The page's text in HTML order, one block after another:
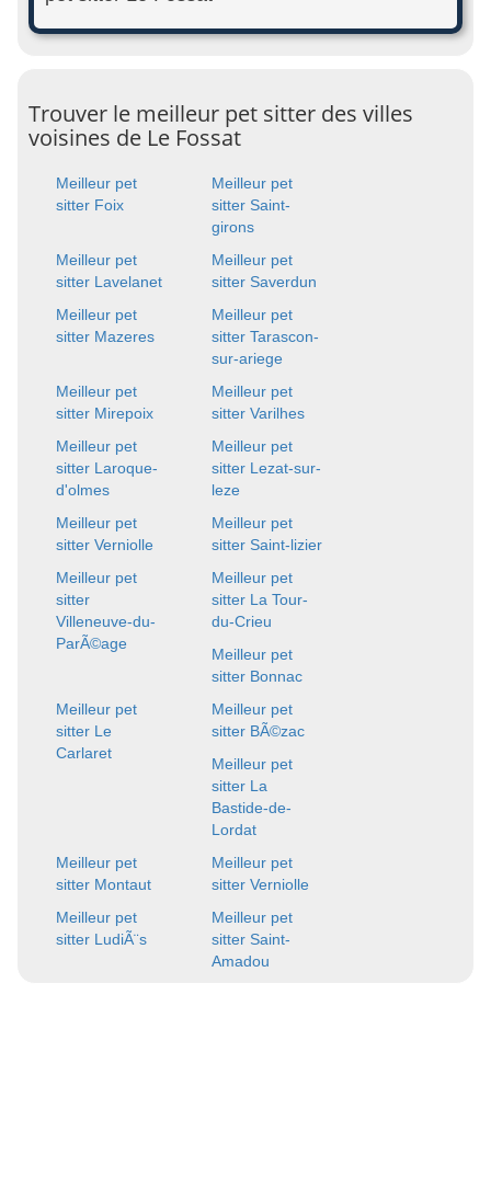
Trouver le meilleur pet sitter des villes
voisines de Le Fossat
Meilleur pet
sitter Foix
Meilleur pet
sitter Saint-
girons
Meilleur pet
sitter Lavelanet
Meilleur pet
sitter Saverdun
Meilleur pet
sitter Mazeres
Meilleur pet
sitter Tarascon-
sur-ariege
Meilleur pet
sitter Mirepoix
Meilleur pet
sitter Varilhes
Meilleur pet
sitter Laroque-
d'olmes
Meilleur pet
sitter Lezat-sur-
leze
Meilleur pet
sitter Verniolle
Meilleur pet
sitter Saint-lizier
Meilleur pet
sitter
Villeneuve-du-
ParÃ©age
Meilleur pet
sitter La Tour-
du-Crieu
Meilleur pet
sitter Bonnac
Meilleur pet
sitter Le
Carlaret
Meilleur pet
sitter BÃ©zac
Meilleur pet
sitter La
Bastide-de-
Lordat
Meilleur pet
sitter Montaut
Meilleur pet
sitter Verniolle
Meilleur pet
sitter LudiÃ¨s
Meilleur pet
sitter Saint-
Amadou